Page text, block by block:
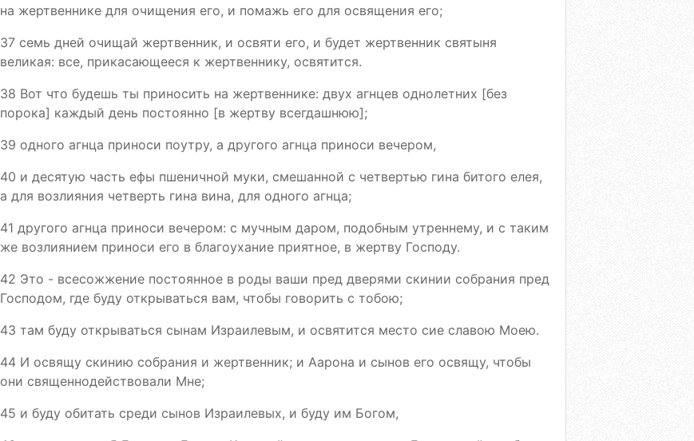
на жертвеннике для очищения его, и помажь его для освящения его;
37 семь дней очищай жертвенник, и освяти его, и будет жертвенник святыня
великая: все, прикасающееся к жертвеннику, освятится.
38 Вот что будешь ты приносить на жертвеннике: двух агнцев однолетних [без
порока] каждый день постоянно [в жертву всегдашнюю];
39 одного агнца приноси поутру, а другого агнца приноси вечером,
40 и десятую часть ефы пшеничной муки, смешанной с четвертью гина битого елея,
а для возлияния четверть гина вина, для одного агнца;
41 другого агнца приноси вечером: с мучным даром, подобным утреннему, и с таким
же возлиянием приноси его в благоухание приятное, в жертву Господу.
42 Это - всесожжение постоянное в роды ваши пред дверями скинии собрания пред
Господом, где буду открываться вам, чтобы говорить с тобою;
43 там буду открываться сынам Израилевым, и освятится место сие славою Моею.
44 И освящу скинию собрания и жертвенник; и Аарона и сынов его освящу, чтобы
они священнодействовали Мне;
45 и буду обитать среди сынов Израилевых, и буду им Богом,